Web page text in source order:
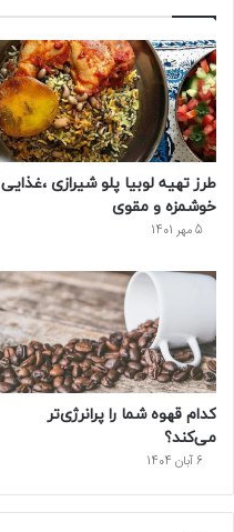
ب
و
ک
ی
ت
ر
طرز تهیه لوبیا پلو شیرازی ،غذایی
خوشمزه و مقوی
5 مهر 1401
کدام قهوه شما را پرانرژی‌تر
می‌کند؟
6 آبان 1404